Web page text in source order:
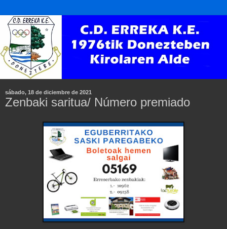
sábado, 18 de diciembre de 2021
Zenbaki saritua/ Número premiado